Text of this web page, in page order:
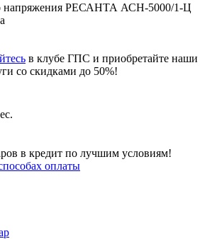
напряжения РЕСАНТА АСН-5000/1-Ц
в клубе ГПС и приобретайте наши
со скидками до 50%!
в кредит по лучшим условиям!
оплаты